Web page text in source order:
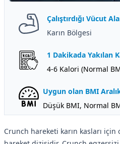
Çalıştırdığı Vücut
Karın Bölgesi
1 Dakikada Yakılan
4-6 Kalori (Normal
Uygun olan BMI
Düşük BMI, Normal
Crunch hareketi karın kasları için